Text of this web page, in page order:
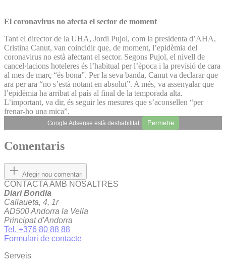
El coronavirus no afecta el sector de moment
Tant el director de la UHA, Jordi Pujol, com la presidenta d’AHA,
Cristina Canut, van coincidir que, de moment, l’epidèmia del
coronavirus no està afectant el sector. Segons Pujol, el nivell de
cancel·lacions hoteleres és l’habitual per l’època i la previsió de cara
al mes de març “és bona”. Per la seva banda, Canut va declarar que
ara per ara “no s’està notant en absolut”. A més, va assenyalar que
l’epidèmia ha arribat al país al final de la temporada alta.
L’important, va dir, és seguir les mesures que s’aconsellen “per
frenar-ho una mica”.
Google Adsense està deshabilitat. Permetre
Comentaris
Afegir nou comentari
CONTACTA AMB NOSALTRES
Diari Bondia
Callaueta, 4, 1r
AD500 Andorra la Vella
Principat d'Andorra
Tel. +376 80 88 88
Formulari de contacte
Serveis